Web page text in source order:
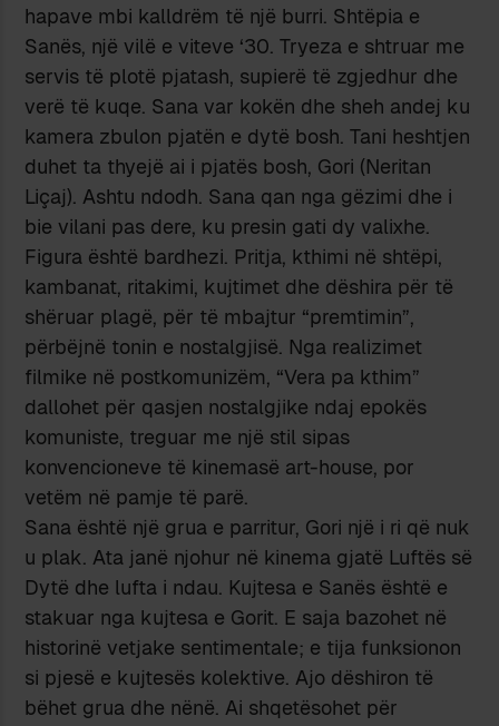
hapave mbi kalldrëm të një burri. Shtëpia e
Sanës, një vilë e viteve ‘30. Tryeza e shtruar me
servis të plotë pjatash, supierë të zgjedhur dhe
verë të kuqe. Sana var kokën dhe sheh andej ku
kamera zbulon pjatën e dytë bosh. Tani heshtjen
duhet ta thyejë ai i pjatës bosh, Gori (Neritan
Liçaj). Ashtu ndodh. Sana qan nga gëzimi dhe i
bie vilani pas dere, ku presin gati dy valixhe.
Figura është bardhezi. Pritja, kthimi në shtëpi,
kambanat, ritakimi, kujtimet dhe dëshira për të
shëruar plagë, për të mbajtur “premtimin”,
përbëjnë tonin e nostalgjisë. Nga realizimet
filmike në postkomunizëm, “Vera pa kthim”
dallohet për qasjen nostalgjike ndaj epokës
komuniste, treguar me një stil sipas
konvencioneve të kinemasë art-house, por
vetëm në pamje të parë.
Sana është një grua e parritur, Gori një i ri që nuk
u plak. Ata janë njohur në kinema gjatë Luftës së
Dytë dhe lufta i ndau. Kujtesa e Sanës është e
stakuar nga kujtesa e Gorit. E saja bazohet në
historinë vetjake sentimentale; e tija funksionon
si pjesë e kujtesës kolektive. Ajo dëshiron të
bëhet grua dhe nënë. Ai shqetësohet për